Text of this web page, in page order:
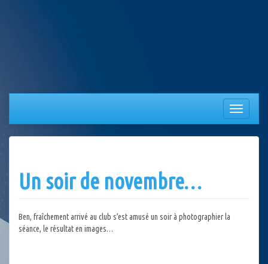
Afficher/
la
Un soir de novembre…
Ben, fraîchement arrivé au club s’est amusé un soir à photographier la
séance, le résultat en images…